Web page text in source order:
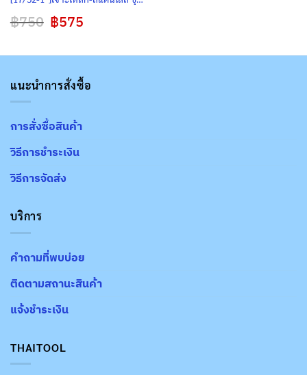
ศูนย์ขณะเจาะ แพ็ค 1 ดอก – 1 นิ้ว
฿750 Original
price
฿575Current
price
แนะนำการสั่งซื้อ
การสั่งซื้อสินค้า
วิธีการชำระเงิน
วิธีการจัดส่ง
บริการ
คำถามที่พบบ่อย
ติดตามสถานะสินค้า
แจ้งชำระเงิน
THAITOOL